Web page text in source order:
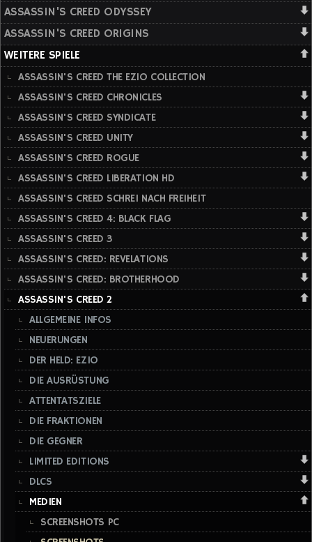
ASSASSIN'S CREED ODYSSEY
ASSASSIN'S CREED ORIGINS
WEITERE SPIELE
ASSASSIN'S CREED THE EZIO COLLECTION
ASSASSIN'S CREED CHRONICLES
ASSASSIN'S CREED SYNDICATE
ASSASSIN'S CREED UNITY
ASSASSIN'S CREED ROGUE
ASSASSIN'S CREED LIBERATION HD
ASSASSIN'S CREED SCHREI NACH FREIHEIT
ASSASSIN'S CREED 4: BLACK FLAG
ASSASSIN'S CREED 3
ASSASSIN'S CREED: REVELATIONS
ASSASSIN'S CREED: BROTHERHOOD
ASSASSIN'S CREED 2
ALLGEMEINE INFOS
NEUERUNGEN
DER HELD: EZIO
DIE AUSRÜSTUNG
ATTENTATSZIELE
DIE FRAKTIONEN
DIE GEGNER
LIMITED EDITIONS
DLCS
MEDIEN
SCREENSHOTS PC